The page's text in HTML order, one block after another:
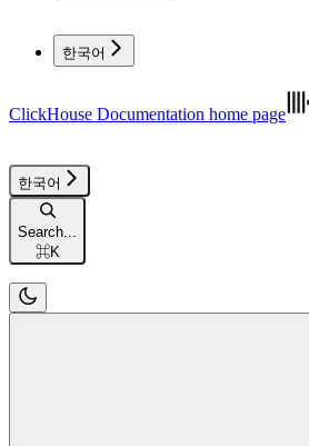
한국어
ClickHouse Documentation home page
한국어
Search...
⌘K